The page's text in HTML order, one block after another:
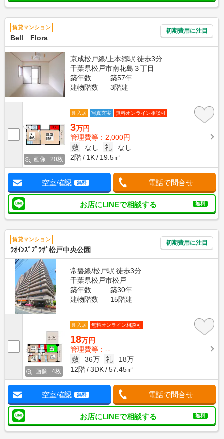
賃貸マンション
Bell Flora
初期費用に注目
京成松戸線/上本郷駅 徒歩3分
千葉県松戸市南花島３丁目
築年数
築57年
建物階数
3階建
画像 : 20枚
即入居 写真充実 無料オンライン相談可
3万円
管理費等：2,000円
敷
なし 礼
なし
2階
1K 19.5㎡
空室確認 無料 電話で問合せ
お店にLINEで相談する 無料
賃貸マンション
ﾗｵｲﾝｽﾞﾌﾟﾗｻﾞ松戸中央公園
初期費用に注目
常磐線/松戸駅 徒歩3分
千葉県松戸市松戸
築年数
築30年
建物階数
15階建
画像 : 4枚
即入居 無料オンライン相談可
18万円
管理費等：--
敷
36万 礼
18万
12階
3DK 57.45㎡
空室確認 無料 電話で問合せ
お店にLINEで相談する 無料